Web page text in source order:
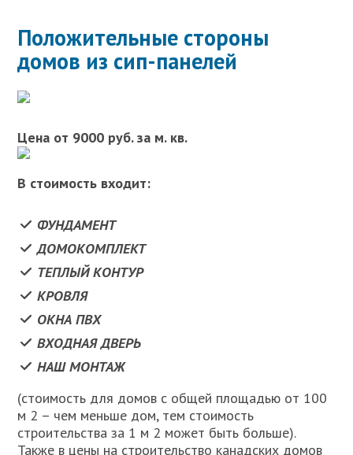
Положительные стороны
домов из сип-панелей
Цена от 9000 руб. за м. кв.
В стоимость входит:
ФУНДАМЕНТ
ДОМОКОМПЛЕКТ
ТЕПЛЫЙ КОНТУР
КРОВЛЯ
ОКНА ПВХ
ВХОДНАЯ ДВЕРЬ
НАШ МОНТАЖ
(стоимость для домов с общей площадью от 100
м 2 – чем меньше дом, тем стоимость
строительства за 1 м 2 может быть больше).
Также в цены на строительство канадских домов